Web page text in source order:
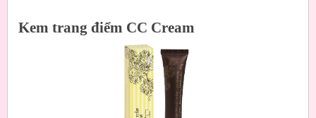
Kem trang điểm CC Cream